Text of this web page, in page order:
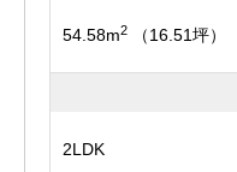
54.58m2 （16.51坪）
2LDK